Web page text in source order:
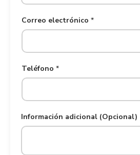
Correo electrónico *
Teléfono *
Información adicional (Opcional)